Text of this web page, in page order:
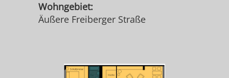
Wohngebiet:
Äußere Freiberger Straße